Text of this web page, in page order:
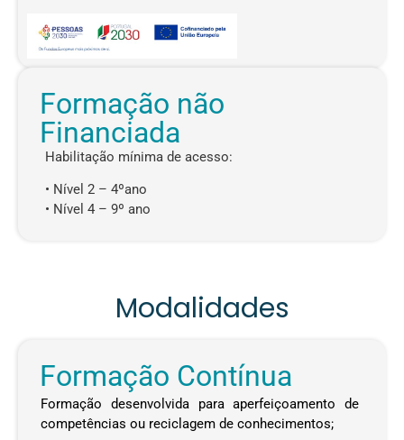
Formação não
Financiada
Habilitação mínima de acesso:
• Nível 2 – 4ºano
• Nível 4 – 9º ano
Modalidades
Formação Contínua
Formação desenvolvida para aperfeiçoamento de
competências ou reciclagem de conhecimentos;